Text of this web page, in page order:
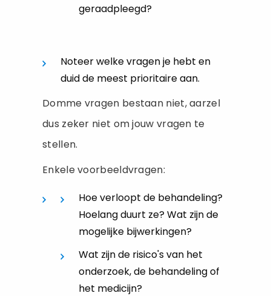
geraadpleegd?
Noteer welke vragen je hebt en
duid de meest prioritaire aan.
Domme vragen bestaan niet, aarzel
dus zeker niet om jouw vragen te
stellen.
Enkele voorbeeldvragen:
Hoe verloopt de behandeling?
Hoelang duurt ze? Wat zijn de
mogelijke bijwerkingen?
Wat zijn de risico's van het
onderzoek, de behandeling of
het medicijn?